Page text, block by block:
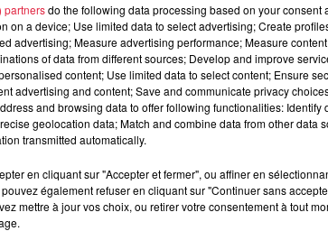
Top Music
partnersdo the following data processing based on your consent
on a device; Use limited data to select advertising; Create
advertising; Measure advertising performance; Measure
of data from different sources; Develop and improve
content; Use limited data to select content; Ensure
advertising and content; Save and communicate privacy
and browsing data to offer following functionalities:
geolocation data; Match and combine data from other data
transmitted automatically.
en cliquant sur "Accepter et fermer", ou affiner en
également refuser en cliquant sur "Continuer sans
mettre à jour vos choix, ou retirer votre consentement à tout